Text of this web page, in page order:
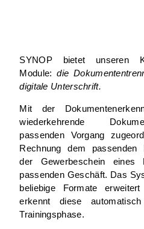
SYNOP bietet unseren
Module:die
digitale Unterschrift.
Mit der
wiederkehrende
passenden Vorgang
Rechnung dem passenden
der Gewerbeschein eines
passenden Geschäft. Das
beliebige Formate
erkennt diese
Trainingsphase.